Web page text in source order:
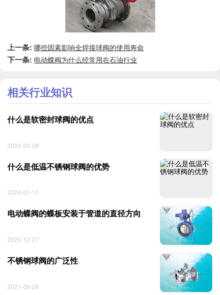
上一条: 哪些因素影响全焊接球阀的使用寿命
下一条: 电动蝶阀为什么经常用在石油行业
相关行业知识
什么是软密封球阀的优点
2024-03-28
什么是低温不锈钢球阀的优势
2024-01-11
电动蝶阀的蝶板安装于管道的直径方向
2023-12-27
不锈钢球阀的广泛性
2021-09-28